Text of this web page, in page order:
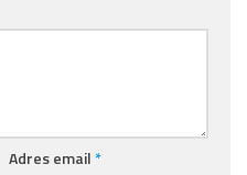
Adres email*